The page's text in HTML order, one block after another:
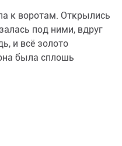
к воротам. Открылись
под ними, вдруг
и всё золото
была сплошь
работала, —
ей также и